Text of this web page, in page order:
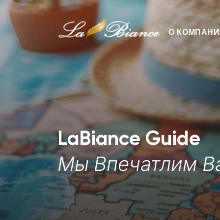
О
О Нac
История
LaBiance Guide
Мы Впечатлим